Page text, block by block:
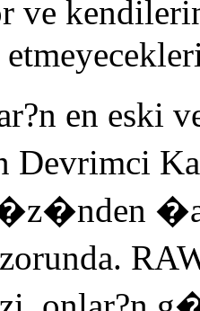
en
Devrimci